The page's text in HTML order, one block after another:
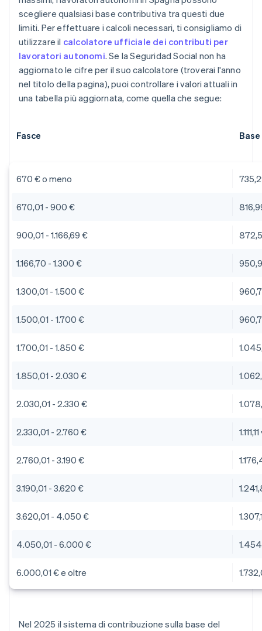
scegliere qualsiasi base contributiva tra questi due
limiti. Per effettuare i calcoli necessari, ti consigliamo di
utilizzare il calcolatore ufficiale dei contributi per
lavoratori autonomi. Se la Seguridad Social non ha
aggiornato le cifre per il suo calcolatore (troverai l'anno
nel titolo della pagina), puoi controllare i valori attuali in
una tabella più aggiornata, come quella che segue:
Fasce
670 € o meno
670,01 - 900 €
900,01 - 1.166,69 €
1.166,70 - 1.300 €
1.300,01 - 1.500 €
1.500,01 - 1.700 €
1.700,01 - 1.850 €
1.850,01 - 2.030 €
2.030,01 - 2.330 €
2.330,01 - 2.760 €
2.760,01 - 3.190 €
3.190,01 - 3.620 €
3.620,01 - 4.050 €
4.050,01 - 6.000 €
6.000,01 € e oltre
Nel 2025 il sistema di contribuzione sulla base del